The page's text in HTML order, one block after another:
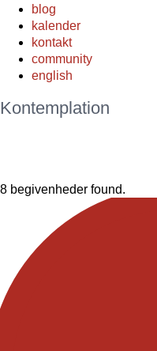
blog
kalender
kontakt
community
english
Kontemplation
8 begivenheder found.